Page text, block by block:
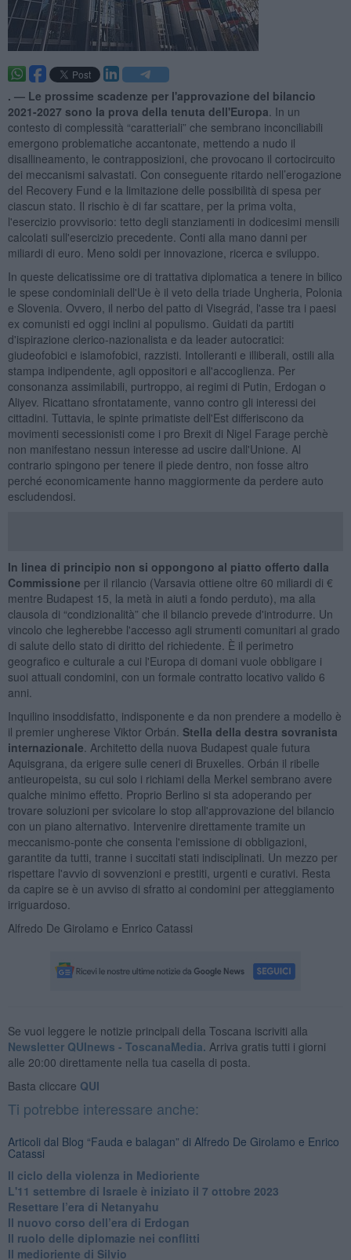
. — Le prossime scadenze per l'approvazione del bilancio
2021-2027 sono la prova della tenuta dell'Europa . In un
contesto di complessità “caratteriali” che sembrano inconciliabili
emergono problematiche accantonate, mettendo a nudo il
disallineamento, le contrapposizioni, che provocano il cortocircuito
dei meccanismi salvastati. Con conseguente ritardo nell’erogazione
del Recovery Fund e la limitazione delle possibilità di spesa per
ciascun stato. Il rischio è di far scattare, per la prima volta,
l'esercizio provvisorio: tetto degli stanziamenti in dodicesimi mensili
calcolati sull'esercizio precedente. Conti alla mano danni per
miliardi di euro. Meno soldi per innovazione, ricerca e sviluppo.
In queste delicatissime ore di trattativa diplomatica a tenere in bilico
le spese condominiali dell'Ue è il veto della triade Ungheria, Polonia
e Slovenia. Ovvero, il nerbo del patto di Visegrád, l'asse tra i paesi
ex comunisti ed oggi inclini al populismo. Guidati da partiti
d'ispirazione clerico-nazionalista e da leader autocratici:
giudeofobici e islamofobici, razzisti. Intolleranti e illiberali, ostili alla
stampa indipendente, agli oppositori e all'accoglienza. Per
consonanza assimilabili, purtroppo, ai regimi di Putin, Erdogan o
Aliyev. Ricattano sfrontatamente, vanno contro gli interessi dei
cittadini. Tuttavia, le spinte primatiste dell'Est differiscono da
movimenti secessionisti come i pro Brexit di Nigel Farage perchè
non manifestano nessun interesse ad uscire dall'Unione. Al
contrario spingono per tenere il piede dentro, non fosse altro
perché economicamente hanno maggiormente da perdere auto
escludendosi.
In linea di principio non si oppongono al piatto offerto dalla
Commissione per il rilancio (Varsavia ottiene oltre 60 miliardi di €
mentre Budapest 15, la metà in aiuti a fondo perduto), ma alla
clausola di “condizionalità” che il bilancio prevede d'introdurre. Un
vincolo che legherebbe l'accesso agli strumenti comunitari al grado
di salute dello stato di diritto del richiedente. È il perimetro
geografico e culturale a cui l'Europa di domani vuole obbligare i
suoi attuali condomini, con un formale contratto locativo valido 6
anni.
Inquilino insoddisfatto, indisponente e da non prendere a modello è
il premier ungherese Viktor Orbán. Stella della destra sovranista
internazionale . Architetto della nuova Budapest quale futura
Aquisgrana, da erigere sulle ceneri di Bruxelles. Orbán il ribelle
antieuropeista, su cui solo i richiami della Merkel sembrano avere
qualche minimo effetto. Proprio Berlino si sta adoperando per
trovare soluzioni per svicolare lo stop all'approvazione del bilancio
con un piano alternativo. Intervenire direttamente tramite un
meccanismo-ponte che consenta l'emissione di obbligazioni,
garantite da tutti, tranne i succitati stati indisciplinati. Un mezzo per
rispettare l'avvio di sovvenzioni e prestiti, urgenti e curativi. Resta
da capire se è un avviso di sfratto ai condomini per atteggiamento
irriguardoso.
Alfredo De Girolamo e Enrico Catassi
Se vuoi leggere le notizie principali della Toscana iscriviti alla
Newsletter QUInews - ToscanaMedia. Arriva gratis tutti i giorni
alle 20:00 direttamente nella tua casella di posta.
Basta cliccare QUI
Ti potrebbe interessare anche:
Articoli dal Blog “Fauda e balagan” di Alfredo De Girolamo e Enrico
Catassi
Il ciclo della violenza in Medioriente
L'11 settembre di Israele è iniziato il 7 ottobre 2023
Resettare l’era di Netanyahu
​Il nuovo corso dell’era di Erdogan
Il ruolo delle diplomazie nei conflitti
Il medioriente di Silvio